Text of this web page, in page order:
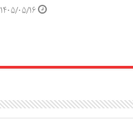
۱۴۰۵/۰۵/۱۶